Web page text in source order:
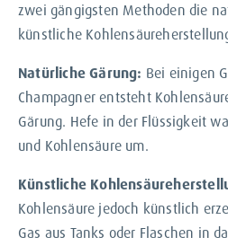
zwei gängigsten Methoden die
künstliche
Natürliche Gärung: Bei einigen
Champagner entsteht
Gärung. Hefe in der Flüssigkeit
und Kohlensäure um.
Künstliche
Kohlensäure jedoch künstlich
Gas aus Tanks oder Flaschen in